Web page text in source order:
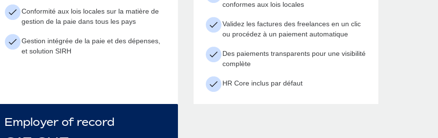
Conformité aux lois locales sur la matière de
gestion de la paie dans tous les pays
Gestion intégrée de la paie et des dépenses,
et solution SIRH
conformes aux lois locales
Validez les factures des freelances en un clic
ou procédez à un paiement automatique
Des paiements transparents pour une visibilité
complète
HR Core inclus par défaut
Employer of record